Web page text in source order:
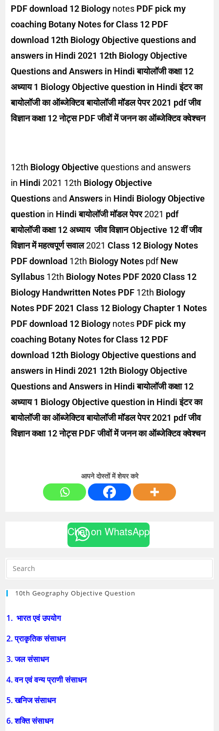
PDF download 12 Biology notes PDF pick my
coaching Botany Notes for Class 12 PDF
download 12th Biology Objective questions and
answers in Hindi 2021 12th Biology Objective
Questions and Answers in Hindi बायोलॉजी कक्षा 12
अध्याय 1 Biology Objective question in Hindi इंटर का
बायोलॉजी का ऑब्जेक्टिव बायोलॉजी मॉडल पेपर 2021 pdf जीव
विज्ञान कक्षा 12 नोट्स PDF जीवों में जनन का ऑब्जेक्टिव क्वेश्चन
12th Biology Objectivequestions and answers
in Hindi 2021 12th Biology Objective
Questions andAnswers in Hindi Biology Objective
question in Hindiबायोलॉजी मॉडल पेपर2021 pdf
बायोलॉजी कक्षा 12 अध्यायजीव विज्ञान Objective 12 वीं जीव
विज्ञान में महत्वपूर्ण सवाल2021Class 12 Biology Notes
PDF download 12th Biology Notes pdfNew
Syllabus 12th Biology Notes PDF 2020Class 12
Biology Handwritten Notes PDF 12th Biology
Notes PDF 2021Class 12 Biology Chapter 1 Notes
PDF download 12 Biology notes PDF pick my
coaching Botany Notes for Class 12 PDF
download 12th Biology Objective questions and
answers in Hindi 2021 12th Biology Objective
Questions and Answers in Hindi बायोलॉजी कक्षा 12
अध्याय 1 Biology Objective question in Hindi इंटर का
बायोलॉजी का ऑब्जेक्टिव बायोलॉजी मॉडल पेपर 2021 pdf जीव
विज्ञान कक्षा 12 नोट्स PDF जीवों में जनन का ऑब्जेक्टिव क्वेश्चन
आपने दोस्तों में शेयर करे
Chat on WhatsApp
10th Geography Objective Question
1. भारत एवं उपयोग
2. प्राकृतिक संसाधन
3. जल संसाधन
4. वन एवं वन्य प्राणी संसाधन
5. खनिज संसाधन
6. शक्ति संसाधन